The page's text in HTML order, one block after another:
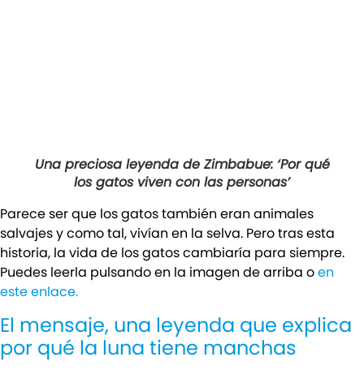
Una preciosa leyenda de Zimbabue: ‘Por qué
los gatos viven con las personas’
Parece ser que los gatos también eran animales
salvajes y como tal, vivían en la selva. Pero tras esta
historia, la vida de los gatos cambiaría para siempre.
Puedes leerla pulsando en la imagen de arriba oen
este enlace.
El mensaje, una leyenda que explica
por qué la luna tiene manchas